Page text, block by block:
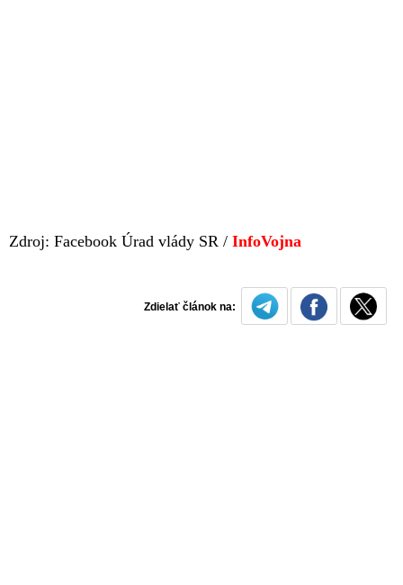
Zdroj: Facebook Úrad vlády SR / InfoVojna
Zdielať článok na: